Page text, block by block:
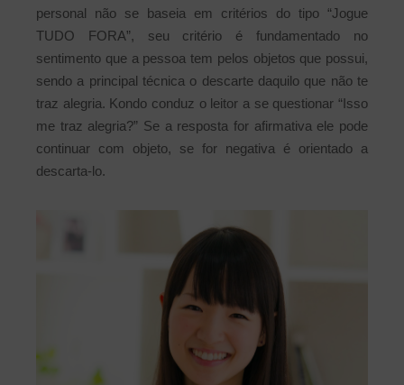
personal não se baseia em critérios do tipo “Jogue
TUDO FORA”, seu critério é fundamentado no
sentimento que a pessoa tem pelos objetos que possui,
sendo a principal técnica o descarte daquilo que não te
traz alegria. Kondo conduz o leitor a se questionar “Isso
me traz alegria?” Se a resposta for afirmativa ele pode
continuar com objeto, se for negativa é orientado a
descarta-lo.